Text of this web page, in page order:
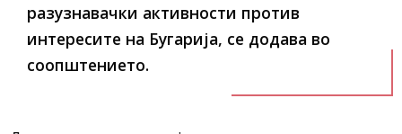
разузнавачки активности против
интересите на Бугарија, се додава во
соопштението.